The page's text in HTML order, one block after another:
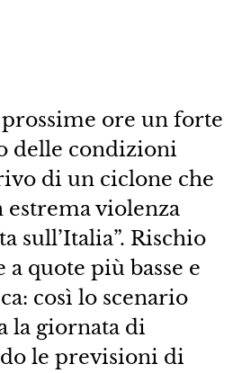
ore un forte
delle condizioni
di un ciclone che
estrema violenza
sull’Italia”. Rischio
quote più basse e
così lo scenario
la giornata di
le previsioni di